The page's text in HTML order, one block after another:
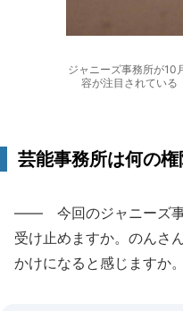
ジャニーズ事務所が10
容が注目されている
芸能事務所は何の
―― 今回のジャニーズ事
受け止めますか。のんさ
かけになると感じますか。